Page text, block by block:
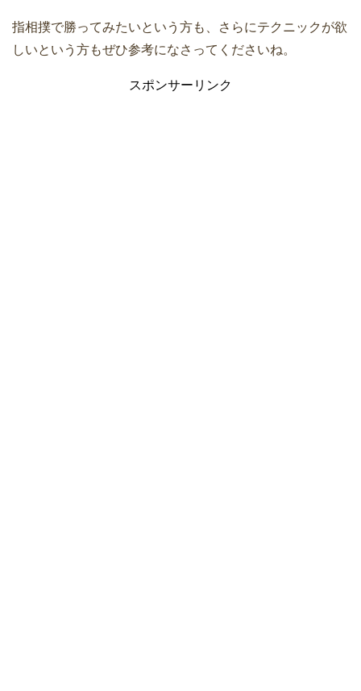
指相撲で勝ってみたいという方も、さらにテクニックが欲
しいという方もぜひ参考になさってくださいね。
スポンサーリンク